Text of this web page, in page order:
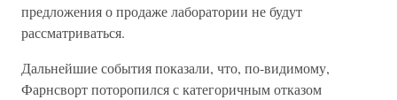
предложения о продаже лаборатории не будут
рассматриваться.
Дальнейшие события показали, что, по-видимому,
Фарнсворт поторопился с категоричным отказом